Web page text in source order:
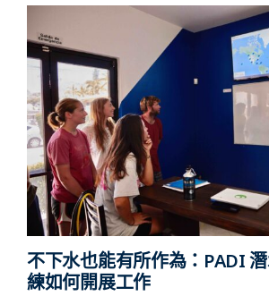
不下水也能有所作為：PADI
練如何開展工作